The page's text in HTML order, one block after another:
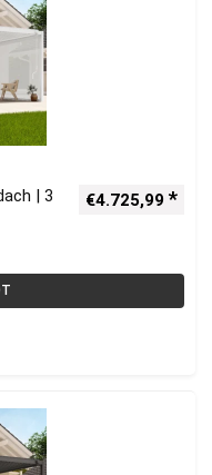
| 3
€4.725,99